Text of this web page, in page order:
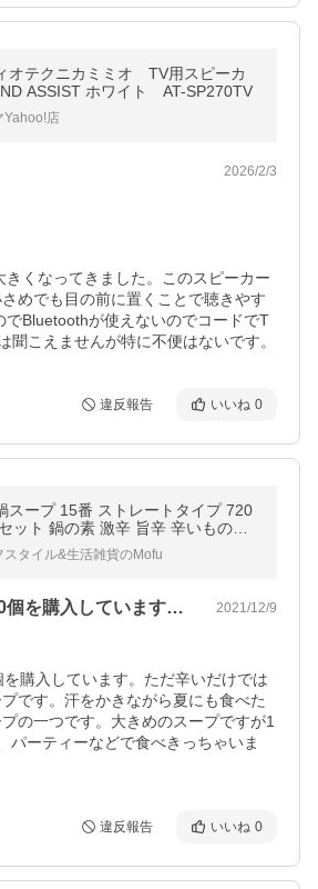
オテクニカミミオ TV用スピーカ
ASSIST ホワイト AT-SP270TV
Yahoo!店
2026/2/3
きくなってきました。このスピーカー
めでも目の前に置くことで聴きやす
でBluetoothが使えないのでコードでT
聞こえませんが特に不便はないです。
違反報告 いいね 0
スープ 15番 ストレートタイプ 720
ット 鍋の素 激辛 旨辛 辛いもの好
キ
スタイル&生活雑貨のMofu
何度もまとめて10個を購入しています。… 2021/12/9
購入しています。ただ辛いだけでは
です。汗をかきながら夏にも食べた
の一つです。大きめのスープですが1
パーティーなどで食べきっちゃいま
違反報告 いいね 0